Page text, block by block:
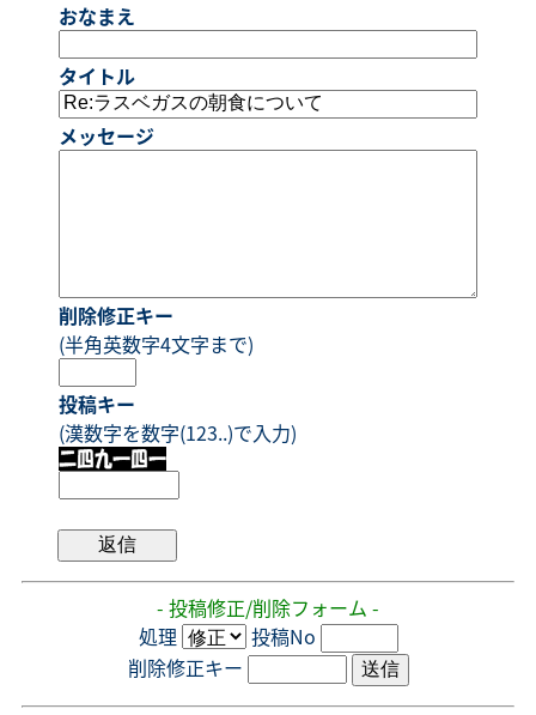
おなまえ
タイトル
メッセージ
削除修正キー
(半角英数字4文字まで)
投稿キー
(漢数字を数字(123..)で入力)
- 投稿修正/削除フォーム -
処理
投稿No
削除修正キー